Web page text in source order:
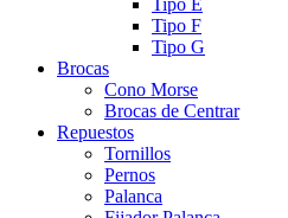
Tipo F
Tipo G
Brocas
Cono Morse
Brocas de Centrar
Repuestos
Tornillos
Pernos
Palanca